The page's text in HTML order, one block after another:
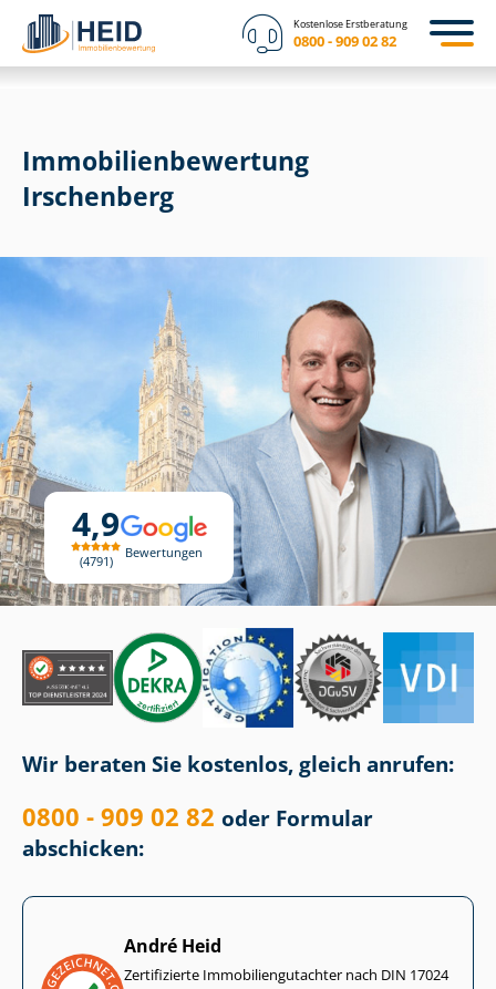
Kostenlose Erstberatung
0800 - 909 02 82
4,9
4791
Bewertungen
Immobilien­bewertung
Irschenberg
Wir beraten Sie kostenlos, gleich anrufen:
0800 - 909 02 82 oder Formular
abschicken:
André Heid
Zertifizierte Im­mo­bi­li­en­gut­ach­ter nach DIN 17024